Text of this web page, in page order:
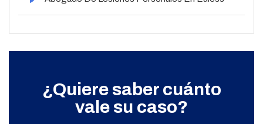
¿Quiere saber cuánto
vale su caso?